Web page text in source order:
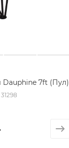
Dauphine 7ft (Пул)